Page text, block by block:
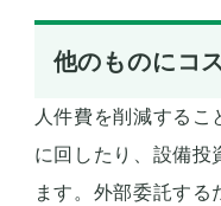
他のものにコ
人件費を削減する
に回したり、設備投
ます。外部委託する